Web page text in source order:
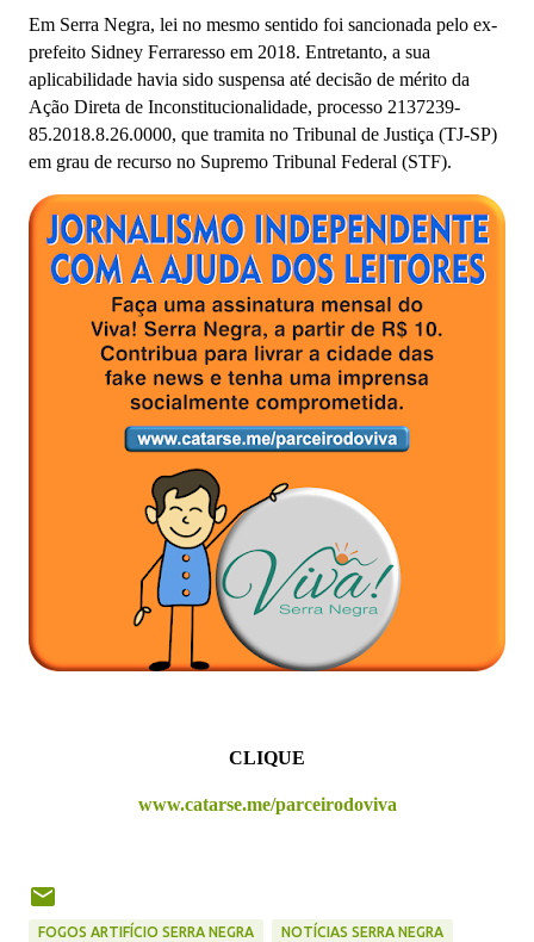
Em Serra Negra, lei no mesmo sentido foi sancionada pelo ex-
prefeito Sidney Ferraresso em 2018. Entretanto, a sua
aplicabilidade havia sido suspensa até decisão de mérito da
Ação Direta de Inconstitucionalidade, processo 2137239-
85.2018.8.26.0000, que tramita no Tribunal de Justiça (TJ-SP)
em grau de recurso no Supremo Tribunal Federal (STF).
CLIQUE
www.catarse.me/parceirodoviva
FOGOS ARTIFÍCIO SERRA NEGRA NOTÍCIAS SERRA NEGRA